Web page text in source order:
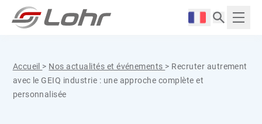
Aller directement au contenu
Langue :
Accueil > Nos actualités et événements > Recruter autrement
avec le GEIQ industrie : une approche complète et
personnalisée
Panneau de gestion des cookies